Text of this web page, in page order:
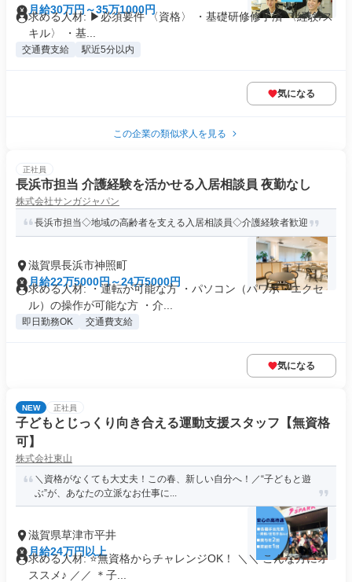
月給30万円～35万1000円
求める人材: ▶必須要件 〈資格〉 ・基礎研修修了済 〈経験/ス
キル〉 ・基...
交通費支給 駅近5分以内
気になる
この企業の類似求人を見る
正社員
長浜市担当 介護経験を活かせる入居相談員 夜勤なし
株式会社サンガジャパン
長浜市担当◇地域の高齢者を支える入居相談員◇介護経験者歓迎
滋賀県長浜市神照町
月給22万5000円～24万5000円
求める人材: ・運転が可能な方 ・パソコン（パワポ・エクセ
ル）の操作が可能な方 ・介...
即日勤務OK 交通費支給
気になる
NEW 正社員
子どもとじっくり向き合える運動支援スタッフ【無資格
可】
株式会社東山
＼資格がなくても大丈夫！この春、新しい自分へ！／“子どもと遊
ぶ”が、あなたの立派なお仕事に...
滋賀県草津市平井
月給24万円以上
求める人材: ⭐無資格からチャレンジOK！ ＼＼ こんな方にオ
ススメ♪ ／／ ＊子...